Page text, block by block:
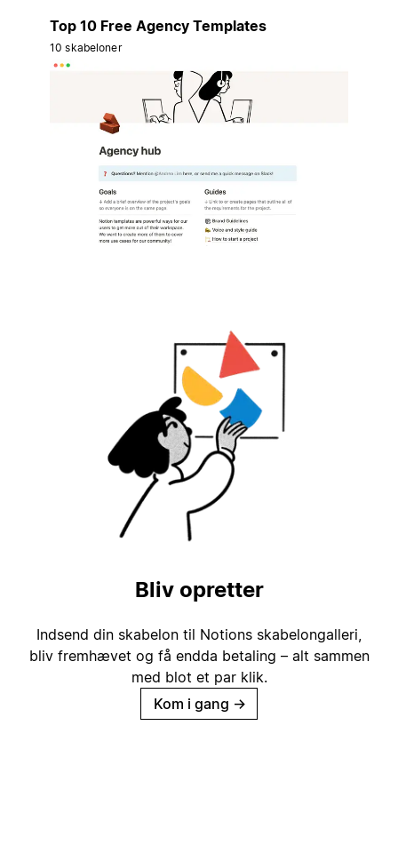
Top 10 Free Agency Templates
10 skabeloner
Bliv opretter
Indsend din skabelon til Notions skabelongalleri,
bliv fremhævet og få endda betaling – alt sammen
med blot et par klik.
Kom i gang →